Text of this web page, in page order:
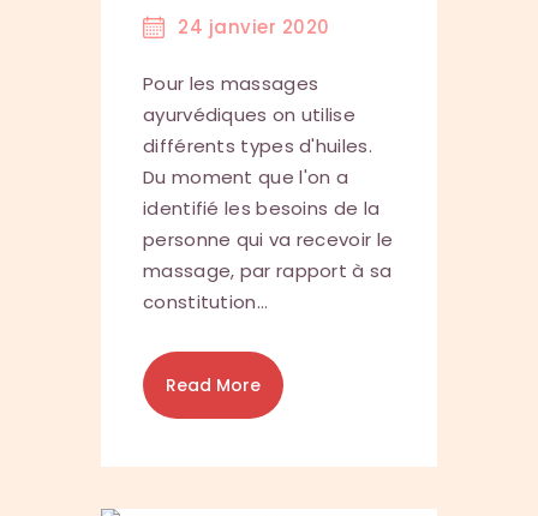
24 janvier 2020
Pour les massages
ayurvédiques on utilise
différents types d'huiles.
Du moment que l'on a
identifié les besoins de la
personne qui va recevoir le
massage, par rapport à sa
constitution…
Read More